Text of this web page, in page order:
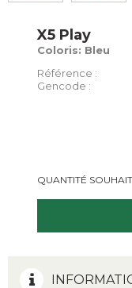
X5 Play
Coloris: Bleu
Référence :
Gencode :
QUANTITÉ